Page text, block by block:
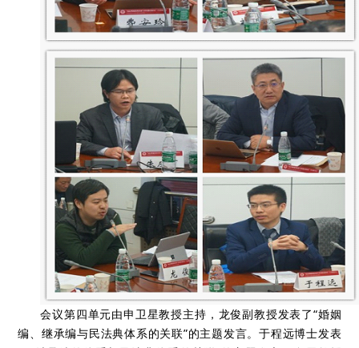
会议第四单元由申卫星教授主持，龙俊副教授发表了“婚姻
编、继承编与民法典体系的关联”的主题发言。于程远博士发表